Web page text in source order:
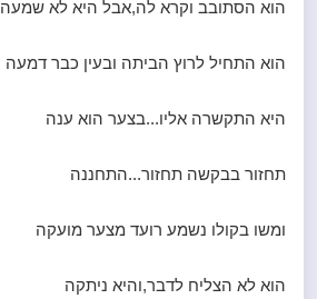
הוא הסתובב וקרא לה,אבל היא לא שמעה
הוא התחיל לרוץ הביתה ובעין כבר דמעה
היא התקשרה אליו...בצער הוא ענה
תחזור בבקשה תחזור...התחננה
ומשו בקולו נשמע רועד מצער מועקה
הוא לא הצליח לדבר,והיא ניתקה